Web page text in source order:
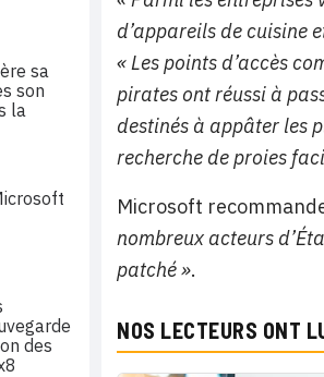
d’appareils de cuisine
« Les points d’accès
pirates ont réussi à
destinés à appâter les
recherche de proies
Microsoft
nombreux acteurs
patché ».
NOS LECTEURS ONT
sa
son
la
des